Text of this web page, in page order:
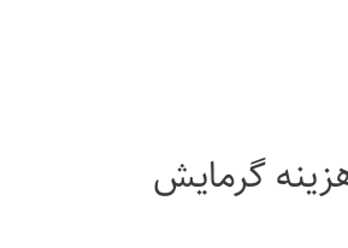
تا ۴۰٪ در هزینه گرمایش